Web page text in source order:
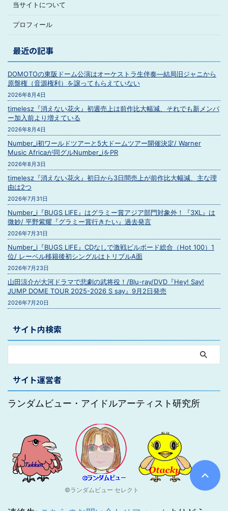
当サイトについて
プロフィール
最近の記事
DOMOTOの東阪ドーム公演はオーケストラ生伴奏―結局旧ジャニから
原盤権（音源権利）を譲ってもらえていない
2026年8月4日
timelesz『消えない花火』初週売上は前作比大幅減、それでも新メンバ
ー加入前より増えている
2026年8月4日
Number_i初ワールドツアーと5大ドームツアー開催決定/ Warner
Music Africaが同グルNumber_iをPR
2026年8月3日
timelesz『消えない花火』初日から3日間売上が前作比大幅減、主な理
由は2つ
2026年7月31日
Number_i『BUGS LIFE』はグラミー賞アジア部門対象外！『3XL』は
微妙/ 平野紫耀『グラミー賞行きたい』過去発言
2026年7月31日
Number_i『BUGS LIFE』CDなしで激戦ビルボード総合（Hot 100）1
位/ レーベル移籍後初シングルはトリプルA面
2026年7月23日
山田涼介が大河ドラマで悲劇の武将役！/Blu-ray/DVD『Hey! Say!
JUMP DOME TOUR 2025-2026 S say』9月2日発売
2026年7月20日
サイト内検索
サイト運営者
ランダムビュー・アイドルアーティスト研究所
©ランダムビュー セレクト